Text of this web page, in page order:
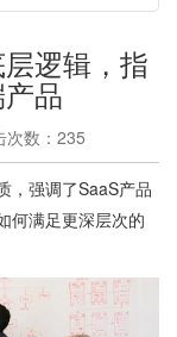
逻辑，指
品
数：235
，强调了SaaS产品
何满足更深层次的